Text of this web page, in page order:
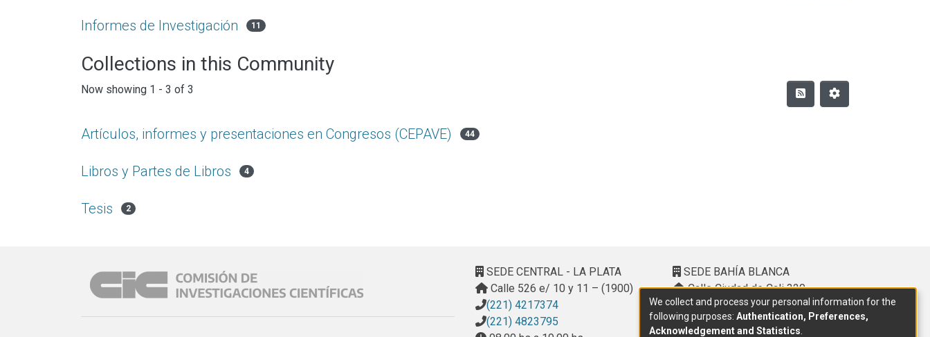
Informes de Investigación 11
Collections in this Community
Now showing 1 - 3 of 3
Artículos, informes y presentaciones en Congresos (CEPAVE) 44
Libros y Partes de Libros 4
Tesis 2
SEDE CENTRAL - LA PLATA
Calle 526 e/ 10 y 11 – (1900)
(221) 4217374
(221) 4823795
SEDE BAHÍA BLANCA
Calle Ciudad de Cali 320 –
(8000). Universidad Provincial del
Sudoeste (UPSO)
We collect and process your personal information for the
following purposes: Authentication, Preferences,
Acknowledgement and Statistics